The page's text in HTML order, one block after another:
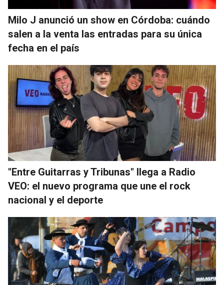
Milo J anunció un show en Córdoba: cuándo
salen a la venta las entradas para su única
fecha en el país
"Entre Guitarras y Tribunas" llega a Radio
VEO: el nuevo programa que une el rock
nacional y el deporte